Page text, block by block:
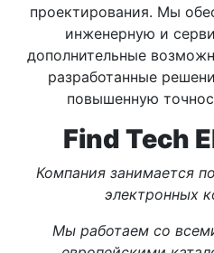
проектирования. Мы
инженерную и
дополнительные
разработанные
повышенную
Find Tech
Компания занимается
электронных
Мы работаем со